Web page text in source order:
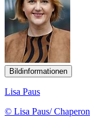
Bildinformationen
Lisa Paus
© Lisa Paus/ Chaperon